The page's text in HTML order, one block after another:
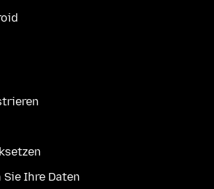
Ihre Daten